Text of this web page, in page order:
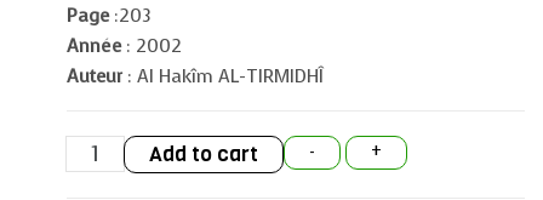
Page:203
Année : 2002
Auteur : Al Hakîm AL-TIRMIDHÎ
-
Exposé
la
+
Add to cart